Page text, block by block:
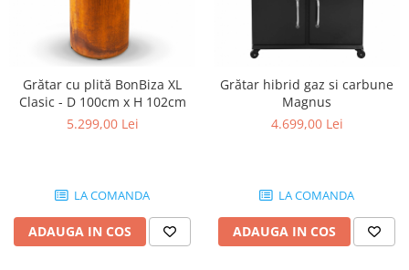
Grătar cu plită BonBiza XL
Clasic - D 100cm x H 102cm
5.299,00 Lei
LA COMANDA
ADAUGA IN COS
Grătar hibrid gaz si carbune
Magnus
4.699,00 Lei
LA COMANDA
ADAUGA IN COS